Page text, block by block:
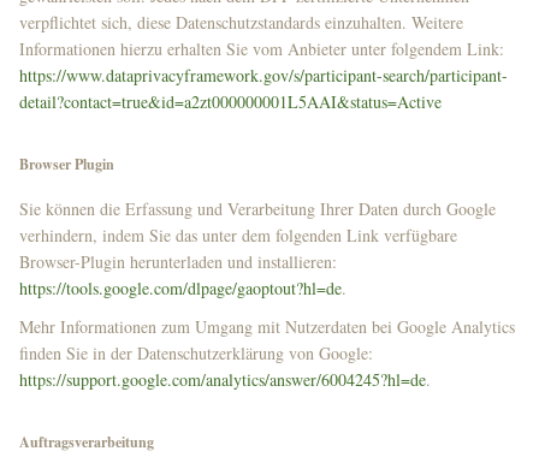
verpflichtet sich, diese Datenschutzstandards einzuhalten. Weitere
Informationen hierzu erhalten Sie vom Anbieter unter folgendem Link:
https://www.dataprivacyframework.gov/s/participant-search/participant-
detail?contact=true&id=a2zt000000001L5AAI&status=Active
Browser Plugin
Sie können die Erfassung und Verarbeitung Ihrer Daten durch Google
verhindern, indem Sie das unter dem folgenden Link verfügbare
Browser-Plugin herunterladen und installieren:
https://tools.google.com/dlpage/gaoptout?hl=de.
Mehr Informationen zum Umgang mit Nutzerdaten bei Google Analytics
finden Sie in der Datenschutzerklärung von Google:
https://support.google.com/analytics/answer/6004245?hl=de.
Auftragsverarbeitung